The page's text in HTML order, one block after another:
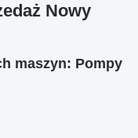
Nowy
maszyn: Pompy